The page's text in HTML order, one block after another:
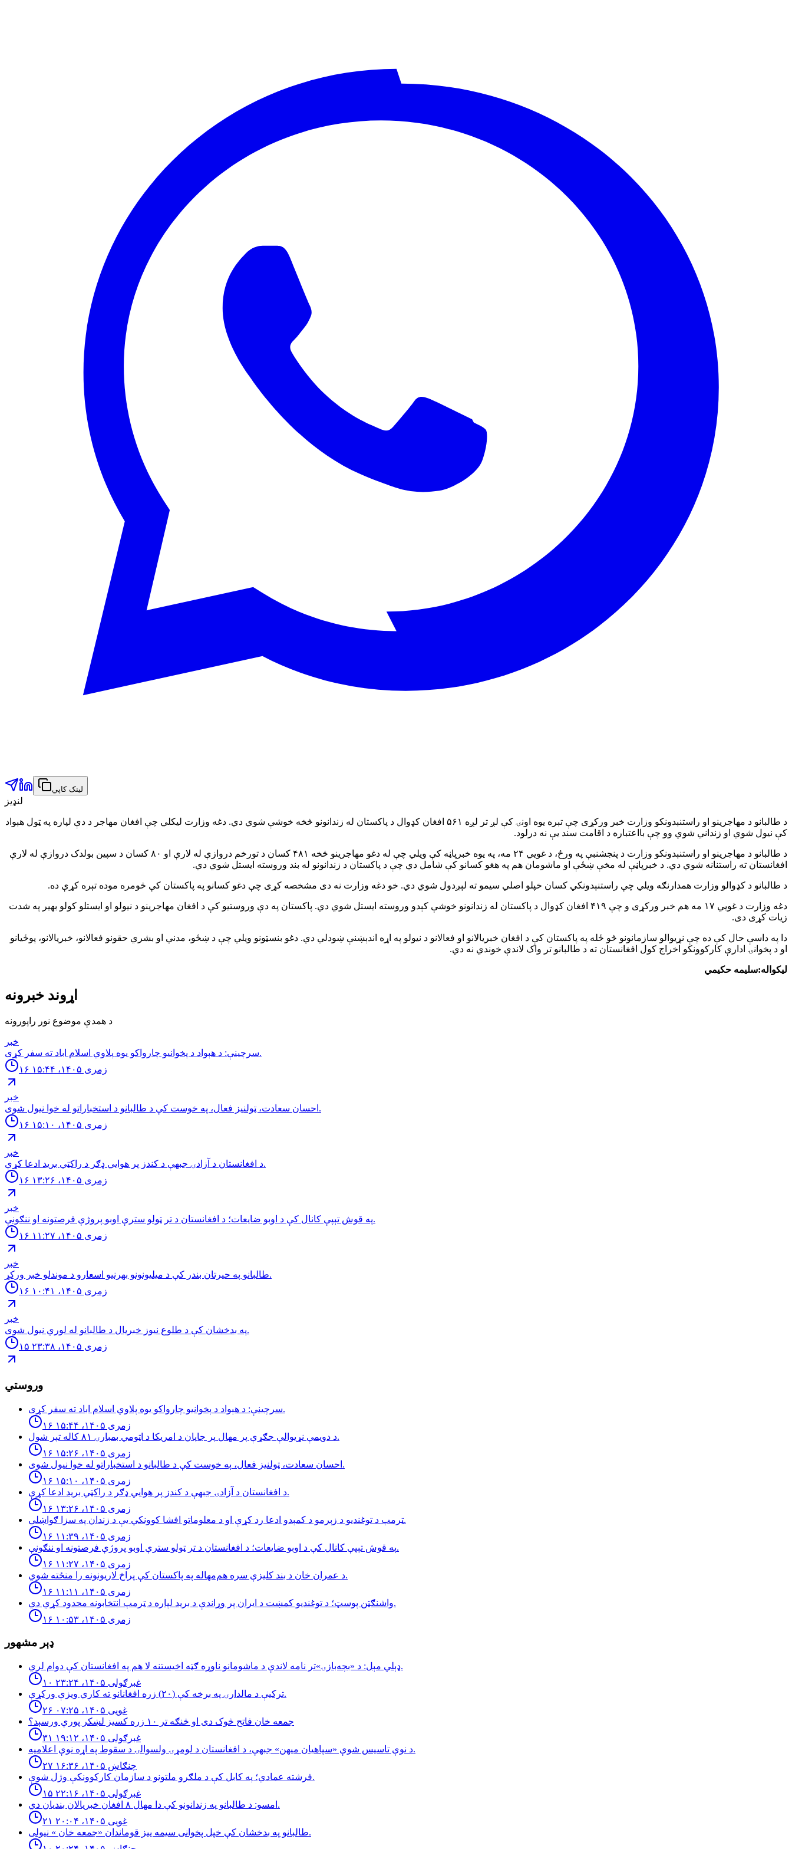
لینک کاپي
لنډیز
د طالبانو د مهاجرینو او راستنېدونکو وزارت خبر ورکړی چې تېره یوه اونۍ کې لږ تر لږه ۵۶۱ افغان کډوال د پاکستان له زندانونو څخه خوشې شوي دي. دغه وزارت لیکلي چې افغان مهاجر د دې لپاره په ټول هېواد
کې نیول شوي او زنداني شوي وو چې بااعتباره د اقامت سند یې نه درلود.
د طالبانو د مهاجرینو او راستنېدونکو وزارت د پنجشنبې په ورځ، د غویي ۲۴ مه، په یوه خبرپاڼه کې ویلي چې له دغو مهاجرینو څخه ۴۸۱ کسان د تورخم دروازې له لارې او ۸۰ کسان د سپین بولدک دروازې له لارې
افغانستان ته راستنانه شوي دي. د خبرپاڼې له مخې ښځې او ماشومان هم په هغو کسانو کې شامل دي چې د پاکستان د زندانونو له بند وروسته ایستل شوي دي.
د طالبانو د کډوالو وزارت همدارنګه ویلي چې راستنېدونکي کسان خپلو اصلي سیمو ته لېږدول شوي دي. خو دغه وزارت نه دی مشخصه کړی چې دغو کسانو په پاکستان کې څومره موده تېره کړې ده.
دغه وزارت د غویي ۱۷ مه هم خبر ورکړی و چې ۴۱۹ افغان کډوال د پاکستان له زندانونو خوشې کېدو وروسته ایستل شوي دي. پاکستان په دې وروستیو کې د افغان مهاجرینو د نیولو او ایستلو کولو بهیر په شدت
زیات کړی دی.
دا په داسې حال کې ده چې نړیوالو سازمانونو څو ځله په پاکستان کې د افغان خبریالانو او فعالانو د نیولو په اړه اندېښنې ښودلي دي. دغو بنسټونو ویلي چې د ښځو، مدني او بشري حقونو فعالانو، خبریالانو، پوځیانو
او د پخوانۍ ادارې کارکوونکو اخراج کول افغانستان ته د طالبانو تر واک لاندې خوندي نه دي.
لیکواله:سلیمه حکیمي
اړوند خبرونه
د همدې موضوع نور راپورونه
خبر
سرچینې: د هېواد د پخوانیو چارواکو یوه پلاوي اسلام اباد ته سفر کړی.
۱۶ زمری ۱۴۰۵، ۱۵:۴۴
خبر
احسان سعادت، ټولنیز فعال، په خوست کې د طالبانو د استخباراتو له خوا نیول شوی.
۱۶ زمری ۱۴۰۵، ۱۵:۱۰
خبر
د افغانستان د آزادۍ جبهې د کندز پر هوايي ډګر د راکټي برید ادعا کړې.
۱۶ زمری ۱۴۰۵، ۱۳:۲۶
خبر
په قوش تېپې کانال کې د اوبو ضایعات؛ د افغانستان د تر ټولو سترې اوبو پروژې فرصتونه او ننګونې.
۱۶ زمری ۱۴۰۵، ۱۱:۲۷
خبر
طالبانو په حیرتان بندر کې د میلیونونو بهرنیو اسعارو د موندلو خبر ورکړ.
۱۶ زمری ۱۴۰۵، ۱۰:۴۱
خبر
په بدخشان كې د طلوع نيوز خبريال د طالبانو له لوري نيول شوى.
۱۵ زمری ۱۴۰۵، ۲۳:۳۸
وروستي
سرچینې: د هېواد د پخوانیو چارواکو یوه پلاوي اسلام اباد ته سفر کړی.
۱۶ زمری ۱۴۰۵، ۱۵:۴۴
د دويمې نړيوالې جګړې پر مهال پر جاپان د امريکا د اټومي بمبارۍ ۸۱ کاله تېر شول.
۱۶ زمری ۱۴۰۵، ۱۵:۲۶
احسان سعادت، ټولنیز فعال، په خوست کې د طالبانو د استخباراتو له خوا نیول شوی.
۱۶ زمری ۱۴۰۵، ۱۵:۱۰
د افغانستان د آزادۍ جبهې د کندز پر هوايي ډګر د راکټي برید ادعا کړې.
۱۶ زمری ۱۴۰۵، ۱۳:۲۶
ټرمپ د توغندیو د زېرمو د کمېدو ادعا رد کړې او د معلوماتو افشا کوونکي یې د زندان په سزا ګواښلي.
۱۶ زمری ۱۴۰۵، ۱۱:۳۹
په قوش تېپې کانال کې د اوبو ضایعات؛ د افغانستان د تر ټولو سترې اوبو پروژې فرصتونه او ننګونې.
۱۶ زمری ۱۴۰۵، ۱۱:۲۷
د عمران خان د بند کلیزې سره هم‌مهاله په پاکستان کې پراخ لاریونونه را منځته شوي.
۱۶ زمری ۱۴۰۵، ۱۱:۱۱
واشنګټن پوسټ؛ د توغندیو کمښت د ایران پر وړاندې د برید لپاره د ټرمپ انتخابونه محدود کړي دي.
۱۶ زمری ۱۴۰۵، ۱۰:۵۳
ډېر مشهور
ډېلي مېل: د «بچه‌بازۍ»تر نامه لاندې د ماشومانو ناوړه ګټه اخیستنه لا هم په افغانستان کې دوام لري.
۱۰ غبرګولی ۱۴۰۵، ۲۳:۲۴
تركيې د مالدارۍ په برخه كې (٢٠) زره افغانانو ته كاري ويزې وركړې.
۲۶ غویی ۱۴۰۵، ۰۷:۲۵
جمعه خان فاتح څوک دی او څنګه تر ۱۰ زره کسیز لښکر پورې ورسېد؟
۳۱ غبرګولی ۱۴۰۵، ۱۹:۱۲
د نوې تاسیس شوې «سپاهیان میهن» جبهې، د افغانستان د لومړۍ ولسوالۍ د سقوط په اړه نوې اعلامیه.
۲۷ چنګاښ ۱۴۰۵، ۱۶:۳۶
فرشته عمادي؛ په کابل کې د ملګرو ملتونو د سازمان کارکوونکې وژل شوې.
۱۵ غبرګولی ۱۴۰۵، ۲۲:۱۶
امسو: د طالبانو په زندانونو كې دا مهال ٨ افغان خبريالان بنديان دي.
۲۱ غویی ۱۴۰۵، ۲۰:۰۴
طالبانو په بدخشان كې خپل پخوانى سيمه ييز قوماندان «جمعه خان » نيولى.